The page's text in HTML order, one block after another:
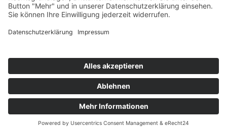
Impressum
Newsletter
Datenschutz
AGB